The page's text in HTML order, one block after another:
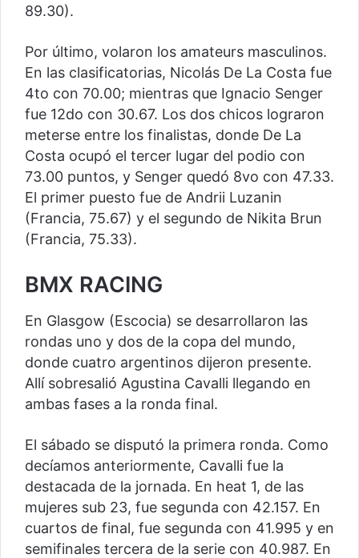
89.30).
Por último, volaron los amateurs masculinos.
En las clasificatorias, Nicolás De La Costa fue
4to con 70.00; mientras que Ignacio Senger
fue 12do con 30.67. Los dos chicos lograron
meterse entre los finalistas, donde De La
Costa ocupó el tercer lugar del podio con
73.00 puntos, y Senger quedó 8vo con 47.33.
El primer puesto fue de Andrii Luzanin
(Francia, 75.67) y el segundo de Nikita Brun
(Francia, 75.33).
BMX RACING
En Glasgow (Escocia) se desarrollaron las
rondas uno y dos de la copa del mundo,
donde cuatro argentinos dijeron presente.
Allí sobresalió Agustina Cavalli llegando en
ambas fases a la ronda final.
El sábado se disputó la primera ronda. Como
decíamos anteriormente, Cavalli fue la
destacada de la jornada. En heat 1, de las
mujeres sub 23, fue segunda con 42.157. En
cuartos de final, fue segunda con 41.995 y en
semifinales tercera de la serie con 40.987. En